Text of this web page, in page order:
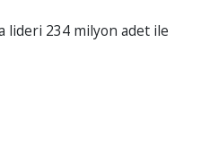
lideri 234 milyon adet ile